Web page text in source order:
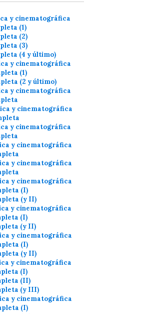
y cinematográfica
(1)
(2)
(3)
(4 y último)
y cinematográfica
(1)
(2 y último)
y cinematográfica
y cinematográfica
y cinematográfica
y cinematográfica
y cinematográfica
y cinematográfica
(I)
(y II)
y cinematográfica
(I)
(y II)
y cinematográfica
(I)
(y II)
y cinematográfica
(I)
(II)
(y III)
y cinematográfica
(I)